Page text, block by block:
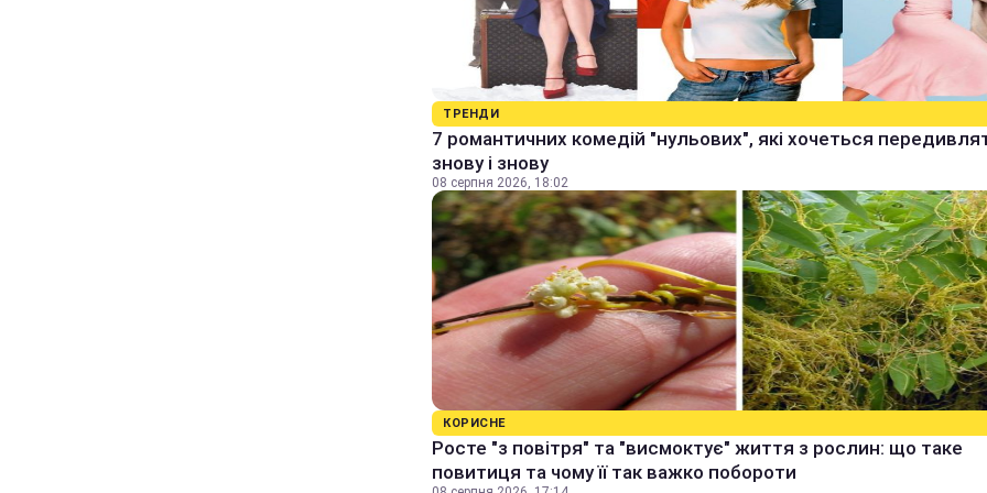
ТРЕНДИ
7 романтичних комедій "нульових", які хочеться
знову і знову
08 серпня 2026, 18:02
КОРИСНЕ
Росте "з повітря" та "висмоктує" життя з рослин: що таке
повитиця та чому її так важко побороти